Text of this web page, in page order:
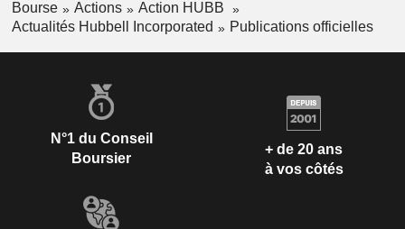
Bourse Actions
Action HUBB
Actualités Hubbell Incorporated
Publications officielles
N°1 du Conseil
Boursier
+ de 20 ans
à vos côtés